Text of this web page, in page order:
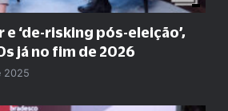
‘de-risking pós-eleição’,
já no fim de 2026
2025